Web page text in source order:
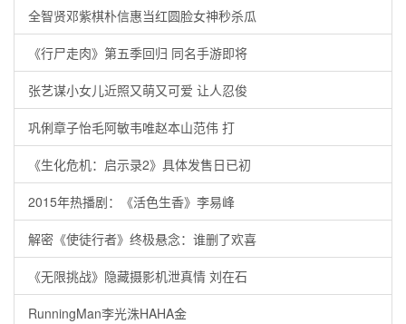
全智贤邓紫棋朴信惠当红圆脸女神秒杀瓜
《行尸走肉》第五季回归 同名手游即将
张艺谋小女儿近照又萌又可爱 让人忍俊
巩俐章子怡毛阿敏韦唯赵本山范伟 打
《生化危机：启示录2》具体发售日已初
2015年热播剧：《活色生香》李易峰
解密《使徒行者》终极悬念：谁删了欢喜
《无限挑战》隐藏摄影机泄真情 刘在石
RunningMan李光洙HAHA金